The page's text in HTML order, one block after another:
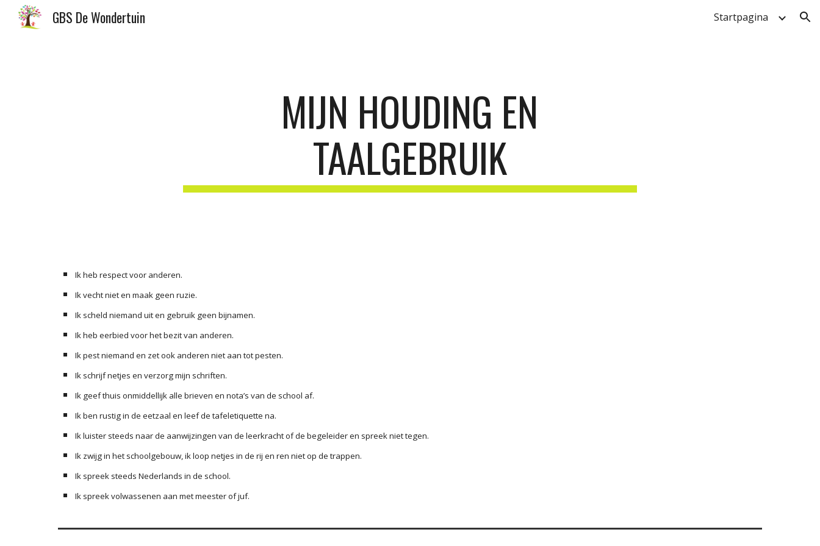
GBS De Wondertuin Startpagina
MIJN HOUDING EN
TAALGEBRUIK
Ik heb respect voor anderen.
Ik vecht niet en maak geen ruzie.
Ik scheld niemand uit en gebruik geen bijnamen.
Ik heb eerbied voor het bezit van anderen.
Ik pest niemand en zet ook anderen niet aan tot pesten.
Ik schrijf netjes en verzorg mijn schriften.
Ik geef thuis onmiddellijk alle brieven en nota’s van de school af.
Ik ben rustig in de eetzaal en leef de tafeletiquette na.
Ik luister steeds naar de aanwijzingen van de leerkracht of de begeleider en spreek niet tegen.
Ik zwijg in het schoolgebouw, ik loop netjes in de rij en ren niet op de trappen.
Ik spreek steeds Nederlands in de school.
Ik spreek volwassenen aan met meester of juf.